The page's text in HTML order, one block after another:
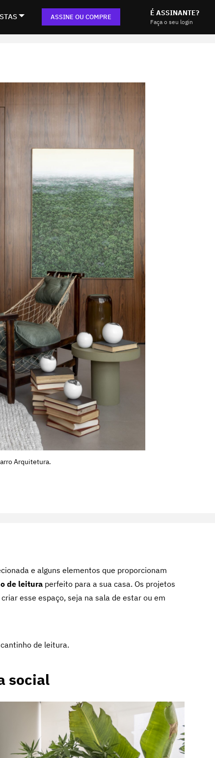
ASSINE OU COMPRE É ASSINANTE?
Faça o seu login
Arquitetura.
e alguns elementos que proporcionam
de leitura perfeito para a sua casa. Os projetos
esse espaço, seja na sala de estar ou em
de leitura.
social